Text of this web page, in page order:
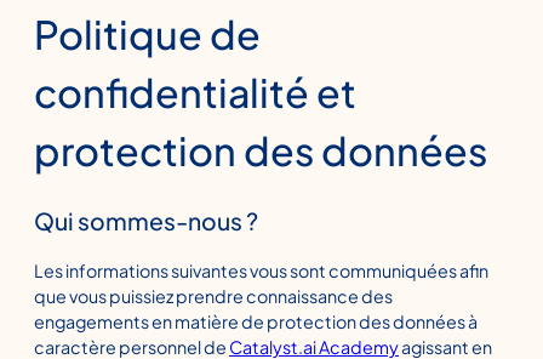
Politique de
confidentialité et
protection des données
Qui sommes-nous ?
Les informations suivantes vous sont communiquées afin
que vous puissiez prendre connaissance des
engagements en matière de protection des données à
caractère personnel de Catalyst.ai Academyagissant en